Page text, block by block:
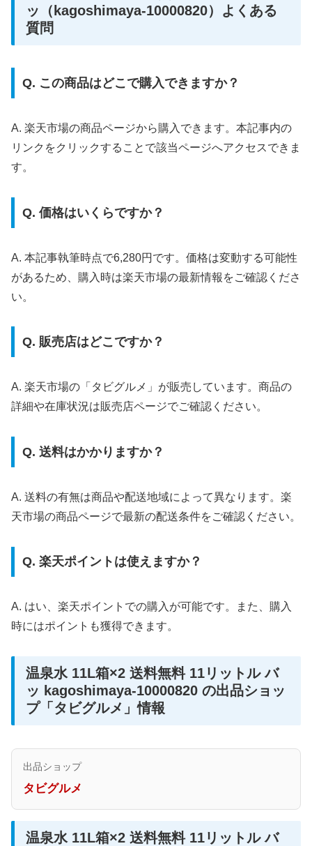
ッ（kagoshimaya-10000820）よくある
質問
Q. この商品はどこで購入できますか？
A. 楽天市場の商品ページから購入できます。本記事内の
リンクをクリックすることで該当ページへアクセスできま
す。
Q. 価格はいくらですか？
A. 本記事執筆時点で6,280円です。価格は変動する可能性
があるため、購入時は楽天市場の最新情報をご確認くださ
い。
Q. 販売店はどこですか？
A. 楽天市場の「タビグルメ」が販売しています。商品の
詳細や在庫状況は販売店ページでご確認ください。
Q. 送料はかかりますか？
A. 送料の有無は商品や配送地域によって異なります。楽
天市場の商品ページで最新の配送条件をご確認ください。
Q. 楽天ポイントは使えますか？
A. はい、楽天ポイントでの購入が可能です。また、購入
時にはポイントも獲得できます。
温泉水 11L箱×2 送料無料 11リットル バ
ッ kagoshimaya-10000820 の出品ショッ
プ「タビグルメ」情報
出品ショップ
タビグルメ
温泉水 11L箱×2 送料無料 11リットル バ